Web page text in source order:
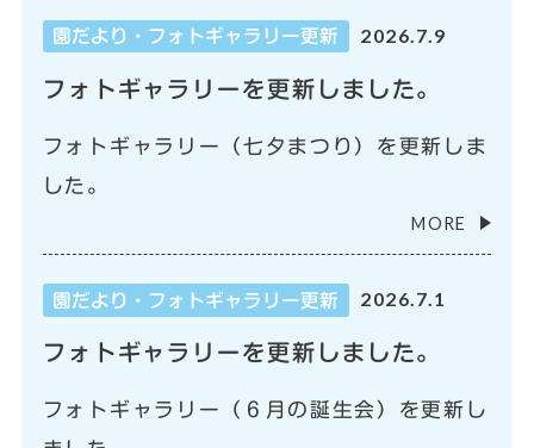
園だより・フォトギャラリー更新 2026.7.9
フォトギャラリーを更新しました。
フォトギャラリー（七夕まつり）を更新しま
した。
MORE
園だより・フォトギャラリー更新 2026.7.1
フォトギャラリーを更新しました。
フォトギャラリー（６月の誕生会）を更新し